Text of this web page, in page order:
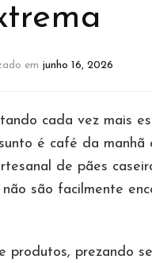
em junho 16, 2026
cada vez mais
é café da
de pães
são facilmente
prezando